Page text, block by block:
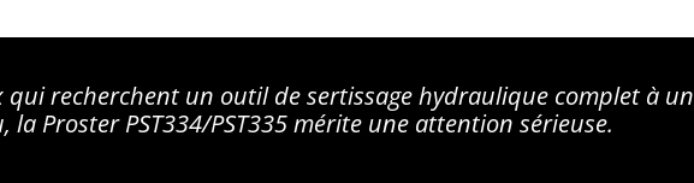
qui recherchent un outil de sertissage hydraulique complet à un
la Proster PST334/PST335 mérite une attention sérieuse.